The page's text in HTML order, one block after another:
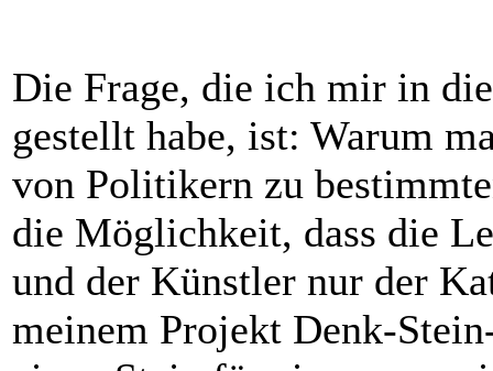
Die Frage, die ich mir in
gestellt habe, ist: Warum
von Politikern zu
die Möglichkeit, dass die
und der Künstler nur der
meinem Projekt Denk-